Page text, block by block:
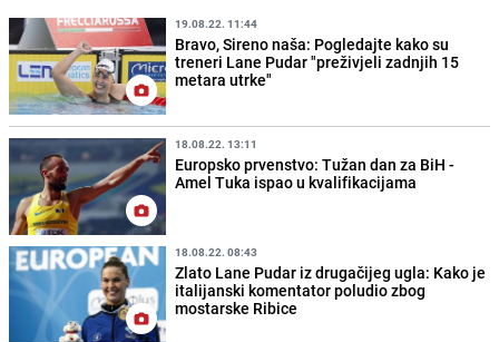
19.08.22. 11:44
Bravo, Sireno naša: Pogledajte kako su
treneri Lane Pudar "preživjeli zadnjih 15
metara utrke"
18.08.22. 13:11
Europsko prvenstvo: Tužan dan za BiH -
Amel Tuka ispao u kvalifikacijama
18.08.22. 08:43
Zlato Lane Pudar iz drugačijeg ugla: Kako je
italijanski komentator poludio zbog
mostarske Ribice